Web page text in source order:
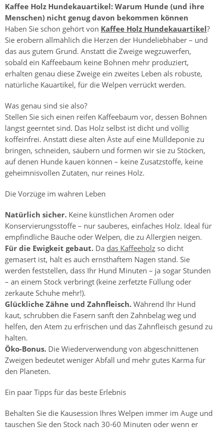
Kaffee Holz Hundekauartikel: Warum Hunde (und ihre
Menschen) nicht genug davon bekommen können
Haben Sie schon gehört von Kaffee Holz Hundekauartikel?
Sie erobern allmählich die Herzen der Hundeliebhaber – und
das aus gutem Grund. Anstatt die Zweige wegzuwerfen,
sobald ein Kaffeebaum keine Bohnen mehr produziert,
erhalten genau diese Zweige ein zweites Leben als robuste,
natürliche Kauartikel, für die Welpen verrückt werden.
Was genau sind sie also?
Stellen Sie sich einen reifen Kaffeebaum vor, dessen Bohnen
längst geerntet sind. Das Holz selbst ist dicht und völlig
koffeinfrei. Anstatt diese alten Äste auf eine Mülldeponie zu
bringen, schneiden, säubern und formen wir sie zu Stöcken,
auf denen Hunde kauen können – keine Zusatzstoffe, keine
geheimnisvollen Zutaten, nur reines Holz.
Die Vorzüge im wahren Leben
Natürlich sicher. Keine künstlichen Aromen oder
Konservierungsstoffe – nur sauberes, einfaches Holz. Ideal für
empfindliche Bäuche oder Welpen, die zu Allergien neigen.
Für die Ewigkeit gebaut. Da das Kaffeeholz so dicht
gemasert ist, hält es auch ernsthaftem Nagen stand. Sie
werden feststellen, dass Ihr Hund Minuten – ja sogar Stunden
– an einem Stock verbringt (keine zerfetzte Füllung oder
zerkaute Schuhe mehr!).
Glückliche Zähne und Zahnfleisch. Während Ihr Hund
kaut, schrubben die Fasern sanft den Zahnbelag weg und
helfen, den Atem zu erfrischen und das Zahnfleisch gesund zu
halten.
Öko-Bonus. Die Wiederverwendung von abgeschnittenen
Zweigen bedeutet weniger Abfall und mehr gutes Karma für
den Planeten.
Ein paar Tipps für das beste Erlebnis
Behalten Sie die Kausession Ihres Welpen immer im Auge und
tauschen Sie den Stock nach 30-60 Minuten oder wenn er